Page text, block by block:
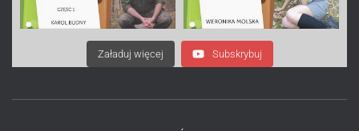
Załaduj więcej Subskrybuj